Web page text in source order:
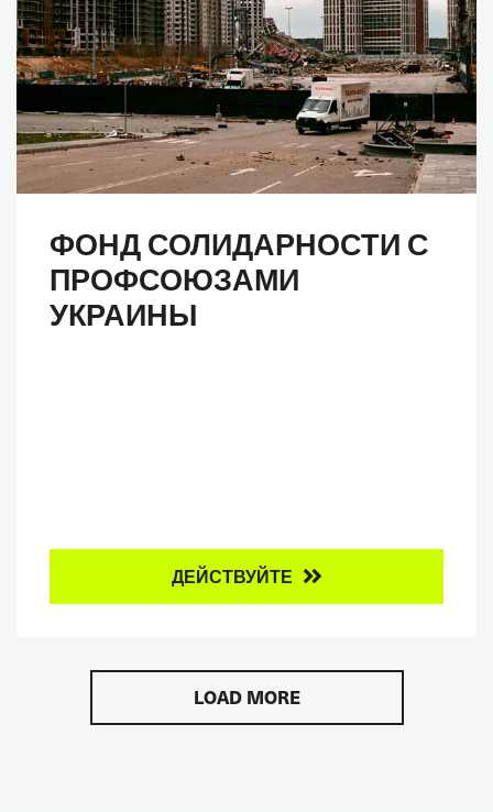
ФОНД СОЛИДАРНОСТИ С
ПРОФСОЮЗАМИ
УКРАИНЫ
ДЕЙСТВУЙТЕ
LOAD MORE